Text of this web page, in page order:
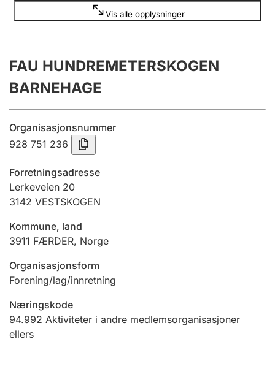
Årsregnskap
Innsending og forsinkelsesgebyr
Tinglysing
Jeger
Betaling og jegeravgiftskort
Ektepaktveileder
Offentlig sektor
Andre tema
Vis alle opplysninger
FAU HUNDREMETERSKOGEN
BARNEHAGE
Organisasjonsnummer
928 751 236
Forretningsadresse
Lerkeveien 20
3142 VESTSKOGEN
Kommune, land
3911 FÆRDER, Norge
Organisasjonsform
Forening/lag/innretning
Næringskode
94.992 Aktiviteter i andre medlemsorganisasjoner
ellers